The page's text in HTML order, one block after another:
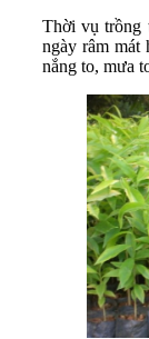
Thời vụ trồng
ngày râm mát
nắng to, mưa